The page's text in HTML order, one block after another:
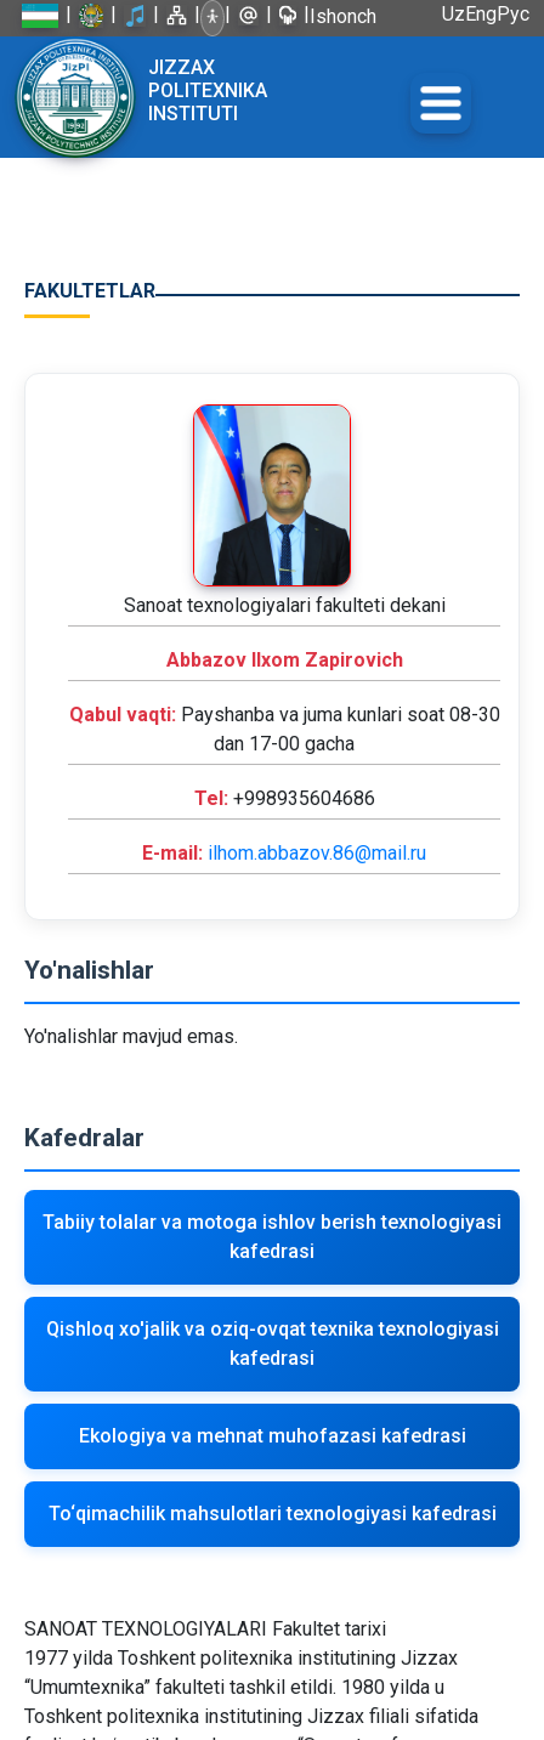
| | | | | | |Ishonch
UzEngРус
JIZZAX
POLITEXNIKA
INSTITUTI
FAKULTETLAR
Sanoat texnologiyalari fakulteti dekani
Abbazov Ilxom Zapirovich
Qabul vaqti: Payshanba va juma kunlari soat 08-30
dan 17-00 gacha
Tel: +998935604686
E-mail: ilhom.abbazov.86@mail.ru
Yo'nalishlar
Yo'nalishlar mavjud emas.
Kafedralar
Tabiiy tolalar va motoga ishlov berish texnologiyasi
kafedrasi
Qishloq xo'jalik va oziq-ovqat texnika texnologiyasi
kafedrasi
Ekologiya va mehnat muhofazasi kafedrasi
To‘qimachilik mahsulotlari texnologiyasi kafedrasi
SANOAT TEXNOLOGIYALARI Fakultet tarixi
1977 yilda Toshkent politеxnika institutining Jizzax
“Umumtеxnika” fakultеti tashkil etildi. 1980 yilda u
Toshkent politеxnika institutining Jizzax filiali sifatida